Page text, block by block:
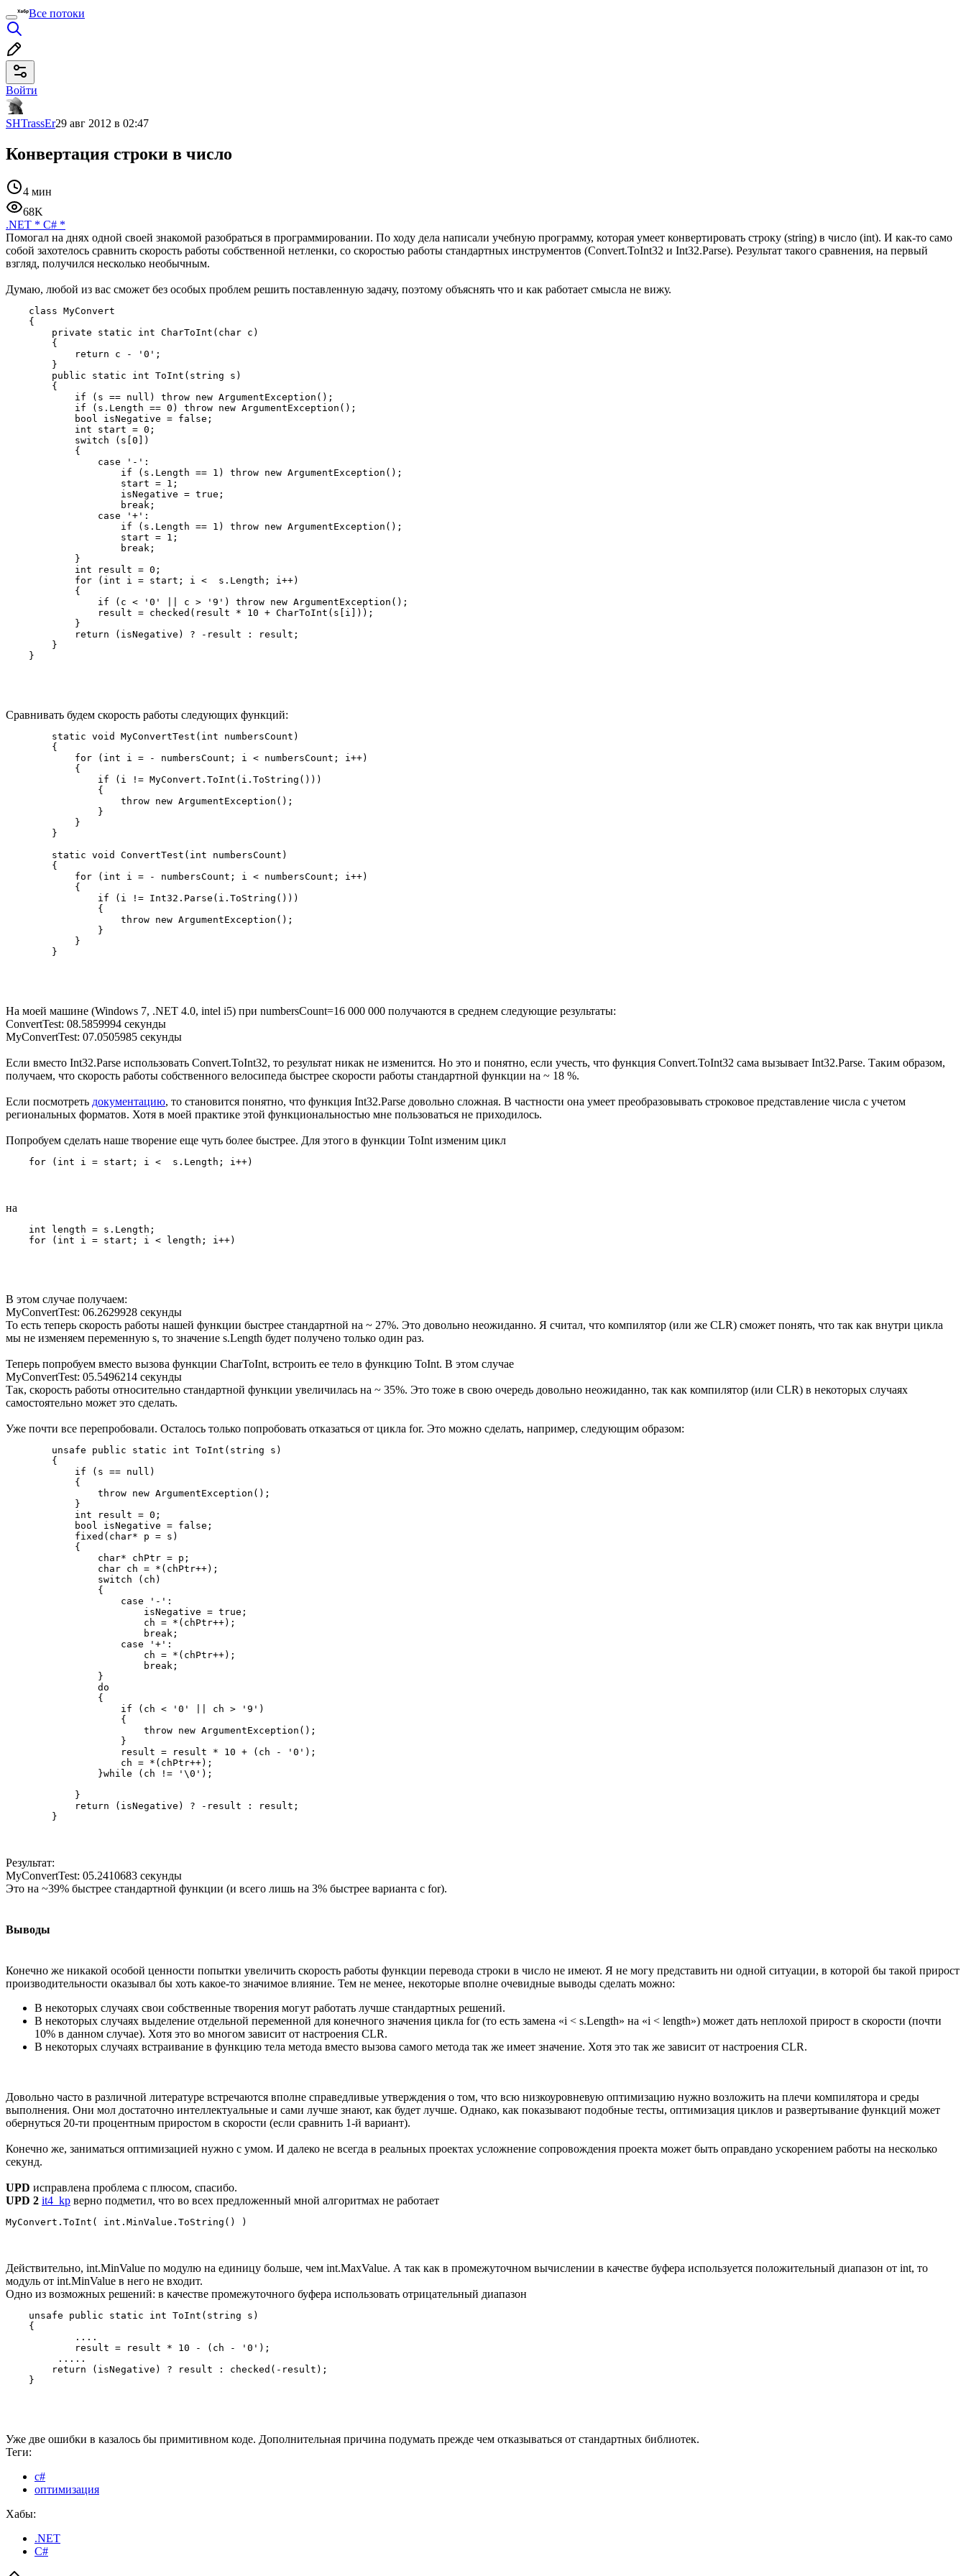
Все потоки
Войти
SHTrassEr29 авг 2012 в 02:47
Конвертация строки в число
4 мин
68K
.NET * C# *
Помогал на днях одной своей знакомой разобраться в программировании. По ходу дела написали учебную программу, которая умеет конвертировать строку (string) в число (int). И как-то само
собой захотелось сравнить скорость работы собственной нетленки, со скоростью работы стандартных инструментов (Convert.ToInt32 и Int32.Parse). Результат такого сравнения, на первый
взгляд, получился несколько необычным.
Думаю, любой из вас сможет без особых проблем решить поставленную задачу, поэтому объяснять что и как работает смысла не вижу.
    class MyConvert
    {
        private static int CharToInt(char c)
        {
            return c - '0';
        }
        public static int ToInt(string s)
        {
            if (s == null) throw new ArgumentException();
            if (s.Length == 0) throw new ArgumentException();
            bool isNegative = false;
            int start = 0;
            switch (s[0])
            {
                case '-':
                    if (s.Length == 1) throw new ArgumentException();
                    start = 1;
                    isNegative = true;
                    break;
                case '+':
                    if (s.Length == 1) throw new ArgumentException();
                    start = 1;
                    break;
            }
            int result = 0;
            for (int i = start; i <  s.Length; i++)
            {
                if (c < '0' || c > '9') throw new ArgumentException();
                result = checked(result * 10 + CharToInt(s[i]));
            }
            return (isNegative) ? -result : result;
        }
Сравнивать будем скорость работы следующих функций:
        static void MyConvertTest(int numbersCount)
        {
            for (int i = - numbersCount; i < numbersCount; i++)
            {
                if (i != MyConvert.ToInt(i.ToString()))
                {
                    throw new ArgumentException();
                }
            }
        }
        static void ConvertTest(int numbersCount)
        {
            for (int i = - numbersCount; i < numbersCount; i++)
            {
                if (i != Int32.Parse(i.ToString()))
                {
                    throw new ArgumentException();
                }
            }
На моей машине (Windows 7, .NET 4.0, intel i5) при numbersCount=16 000 000 получаются в среднем следующие результаты:
ConvertTest: 08.5859994 секунды
MyConvertTest: 07.0505985 секунды
Если вместо Int32.Parse использовать Convert.ToInt32, то результат никак не изменится. Но это и понятно, если учесть, что функция Convert.ToInt32 сама вызывает Int32.Parse. Таким образом,
получаем, что скорость работы собственного велосипеда быстрее скорости работы стандартной функции на ~ 18 %.
Если посмотреть документацию, то становится понятно, что функция Int32.Parse довольно сложная. В частности она умеет преобразовывать строковое представление числа с учетом
региональных форматов. Хотя в моей практике этой функциональностью мне пользоваться не приходилось.
Попробуем сделать наше творение еще чуть более быстрее. Для этого в функции ToInt изменим цикл
на
    int length = s.Length;
В этом случае получаем:
MyConvertTest: 06.2629928 секунды
То есть теперь скорость работы нашей функции быстрее стандартной на ~ 27%. Это довольно неожиданно. Я считал, что компилятор (или же CLR) сможет понять, что так как внутри цикла
мы не изменяем переменную s, то значение s.Length будет получено только один раз.
Теперь попробуем вместо вызова функции CharToInt, встроить ее тело в функцию ToInt. В этом случае
MyConvertTest: 05.5496214 секунды
Так, скорость работы относительно стандартной функции увеличилась на ~ 35%. Это тоже в свою очередь довольно неожиданно, так как компилятор (или CLR) в некоторых случаях
самостоятельно может это сделать.
Уже почти все перепробовали. Осталось только попробовать отказаться от цикла for. Это можно сделать, например, следующим образом:
        unsafe public static int ToInt(string s)
        {
            if (s == null)
            {
                throw new ArgumentException();
            }
            int result = 0;
            bool isNegative = false;
            fixed(char* p = s)
            {
                char* chPtr = p;
                char ch = *(chPtr++);
                switch (ch)
                {
                    case '-':
                        isNegative = true;
                        ch = *(chPtr++);
                        break;
                    case '+':
                        ch = *(chPtr++);
                        break;
                }
                do
                {
                    if (ch < '0' || ch > '9')
                    {
                        throw new ArgumentException();
                    }
                    result = result * 10 + (ch - '0');
                    ch = *(chPtr++);
                }while (ch != '\0');
            }
            return (isNegative) ? -result : result;
Результат:
MyConvertTest: 05.2410683 секунды
Это на ~39% быстрее стандартной функции (и всего лишь на 3% быстрее варианта с for).
Выводы
Конечно же никакой особой ценности попытки увеличить скорость работы функции перевода строки в число не имеют. Я не могу представить ни одной ситуации, в которой бы такой прирост
производительности оказывал бы хоть какое-то значимое влияние. Тем не менее, некоторые вполне очевидные выводы сделать можно:
В некоторых случаях свои собственные творения могут работать лучше стандартных решений.
В некоторых случаях выделение отдельной переменной для конечного значения цикла for (то есть замена «i < s.Length» на «i < length») может дать неплохой прирост в скорости (почти
10% в данном случае). Хотя это во многом зависит от настроения CLR.
В некоторых случаях встраивание в функцию тела метода вместо вызова самого метода так же имеет значение. Хотя это так же зависит от настроения CLR.
Довольно часто в различной литературе встречаются вполне справедливые утверждения о том, что всю низкоуровневую оптимизацию нужно возложить на плечи компилятора и среды
выполнения. Они мол достаточно интеллектуальные и сами лучше знают, как будет лучше. Однако, как показывают подобные тесты, оптимизация циклов и развертывание функций может
обернуться 20-ти процентным приростом в скорости (если сравнить 1-й вариант).
Конечно же, заниматься оптимизацией нужно с умом. И далеко не всегда в реальных проектах усложнение сопровождения проекта может быть оправдано ускорением работы на несколько
секунд.
UPD исправлена проблема с плюсом, спасибо.
UPD 2 it4_kp верно подметил, что во всех предложенный мной алгоритмах не работает
Действительно, int.MinValue по модулю на единицу больше, чем int.MaxValue. А так как в промежуточном вычислении в качестве буфера используется положительный диапазон от int, то
модуль от int.MinValue в него не входит.
Одно из возможных решений: в качестве промежуточного буфера использовать отрицательный диапазон
    unsafe public static int ToInt(string s)
    {
            ....
            result = result * 10 - (ch - '0');
         .....
        return (isNegative) ? result : checked(-result);
Уже две ошибки в казалось бы примитивном коде. Дополнительная причина подумать прежде чем отказываться от стандартных библиотек.
Теги:
c#
оптимизация
Хабы:
.NET
C#